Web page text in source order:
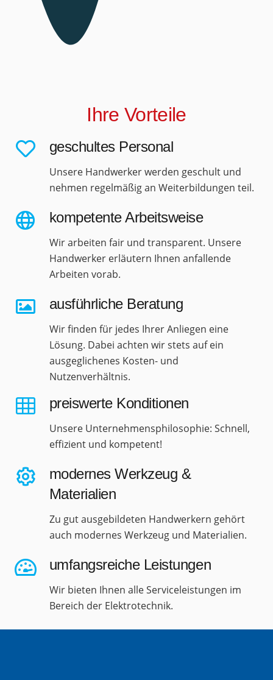
Ihre Vorteile
geschultes Personal
Unsere Handwerker werden geschult und
nehmen regelmäßig an Weiterbildungen teil.
kompetente Arbeitsweise
Wir arbeiten fair und transparent. Unsere
Handwerker erläutern Ihnen anfallende
Arbeiten vorab.
ausführliche Beratung
Wir finden für jedes Ihrer Anliegen eine
Lösung. Dabei achten wir stets auf ein
ausgeglichenes Kosten- und
Nutzenverhältnis.
preiswerte Konditionen
Unsere Unternehmensphilosophie: Schnell,
effizient und kompetent!
modernes Werkzeug &
Materialien
Zu gut ausgebildeten Handwerkern gehört
auch modernes Werkzeug und Materialien.
umfangsreiche Leistungen
Wir bieten Ihnen alle Serviceleistungen im
Bereich der Elektrotechnik.